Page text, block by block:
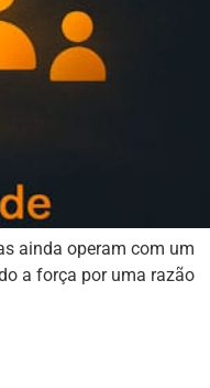
ainda operam com um
a força por uma razão